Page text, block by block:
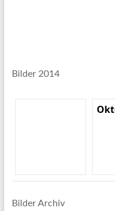
Bilder 2014
Bilder Archiv